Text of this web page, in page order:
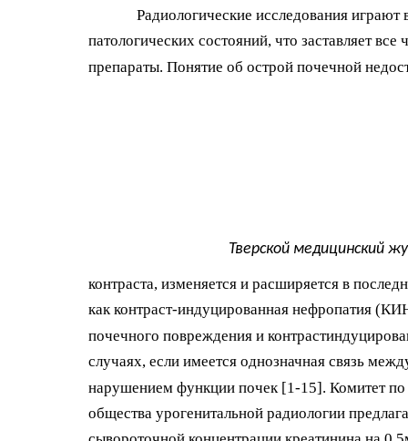
Радиологические исследования
патологических состояний, что заставляет
препараты. Понятие об острой почечной
Тверской медицинский
контраста, изменяется и расширяется в
как контраст-индуцированная нефропатия
почечного повреждения и
случаях, если имеется однозначная связь
нарушением функции почек [1-15]. Комитет по
общества урогенитальной радиологии